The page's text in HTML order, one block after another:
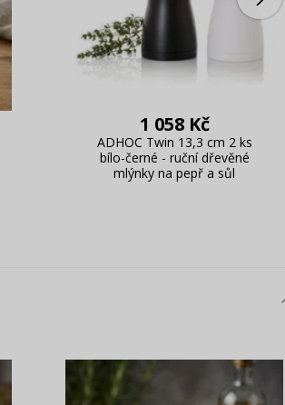
1 058 Kč
ADHOC Twin 13,3 cm 2 ks
bílo-černé - ruční dřevěné
mlýnky na pepř a sůl
Připomenutí